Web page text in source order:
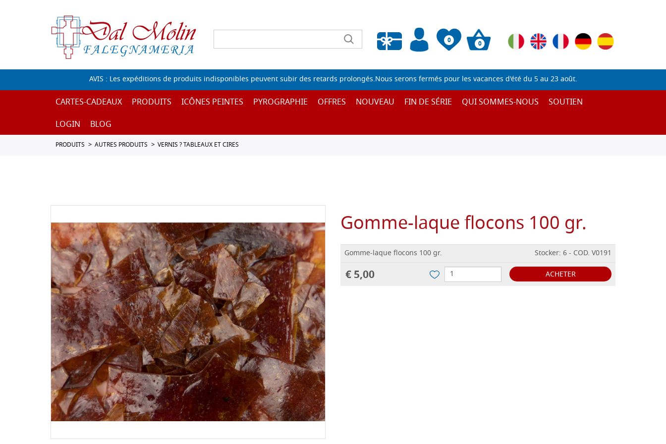
0
Liste de souhaits vide
0
AVIS : Les expéditions de produits indisponibles peuvent subir des retards prolongés.Nous serons fermés pour les vacances d'été du 5 au 23 août.
CARTES-CADEAUX PRODUITS ICÔNES PEINTES PYROGRAPHIE OFFRES NOUVEAU FIN DE SÉRIE QUI SOMMES-NOUS
SOUTIEN
LOGIN
BLOG
PRODUITS AUTRES PRODUITS VERNIS ? TABLEAUX ET CIRES
Gomme-laque flocons 100 gr.
Gomme-laque flocons 100 gr. Stocker: 6 - COD. V0191
€ 5,00 ACHETER